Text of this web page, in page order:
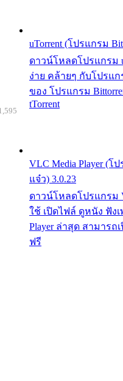
uTorrent (โปรแกรม
ดาวน์โหลดโปรแกรม
ง่าย คล้ายๆ กับโปรแ
ของ โปรแกรม
tTorrent
VLC Media Player (
แจ๋ว) 3.0.23
ดาวน์โหลดโปรแกรม
ใช้ เปิดไฟล์ ดูหนัง ฟัง
Player ล่าสุด สามารถ
ฟรี